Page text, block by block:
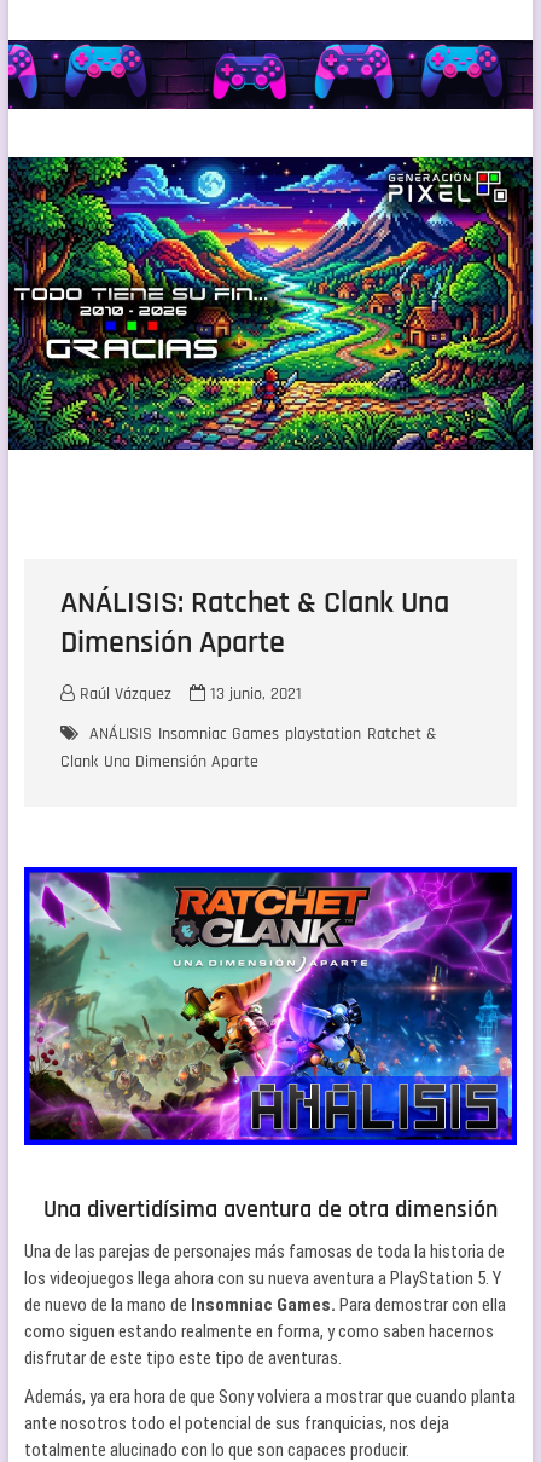
ANÁLISIS: Ratchet & Clank Una
Dimensión Aparte
Raúl Vázquez
13 junio, 2021
ANÁLISIS Insomniac Games playstation Ratchet &
Clank Una Dimensión Aparte
Una divertidísima aventura de otra dimensión
Una de las parejas de personajes más famosas de toda la historia de
los videojuegos llega ahora con su nueva aventura a PlayStation 5. Y
de nuevo de la mano de Insomniac Games. Para demostrar con ella
como siguen estando realmente en forma, y como saben hacernos
disfrutar de este tipo este tipo de aventuras.
Además, ya era hora de que Sony volviera a mostrar que cuando planta
ante nosotros todo el potencial de sus franquicias, nos deja
totalmente alucinado con lo que son capaces producir.